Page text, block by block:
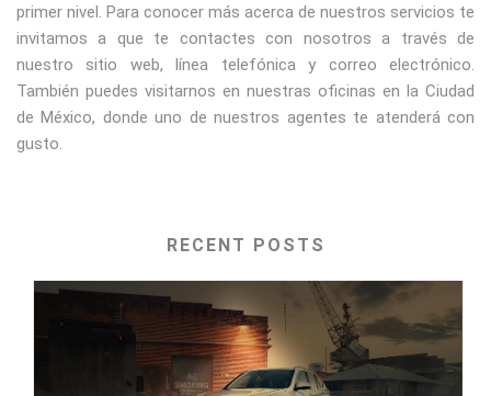
primer nivel. Para conocer más acerca de nuestros servicios te
invitamos a que te contactes con nosotros a través de
nuestro sitio web, línea telefónica y correo electrónico.
También puedes visitarnos en nuestras oficinas en la Ciudad
de México, donde uno de nuestros agentes te atenderá con
gusto.
RECENT POSTS